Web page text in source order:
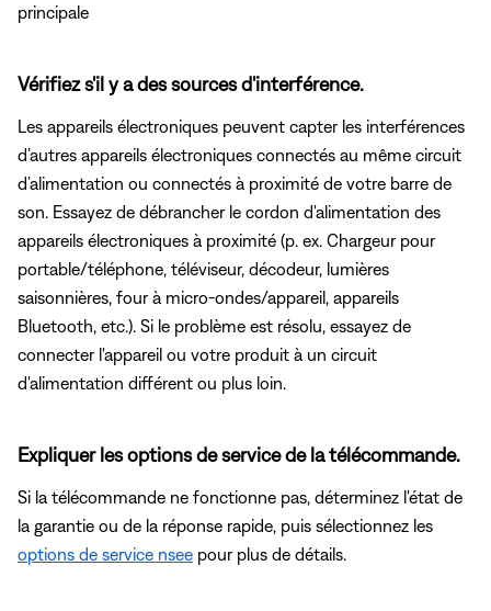
principale
Vérifiez s'il y a des sources d'interférence.
Les appareils électroniques peuvent capter les interférences
d’autres appareils électroniques connectés au même circuit
d’alimentation ou connectés à proximité de votre barre de
son. Essayez de débrancher le cordon d'alimentation des
appareils électroniques à proximité (p. ex. Chargeur pour
portable/téléphone, téléviseur, décodeur, lumières
saisonnières, four à micro-ondes/appareil, appareils
Bluetooth, etc.). Si le problème est résolu, essayez de
connecter l'appareil ou votre produit à un circuit
d'alimentation différent ou plus loin.
Expliquer les options de service de la télécommande.
Si la télécommande ne fonctionne pas, déterminez l'état de
la garantie ou de la réponse rapide, puis sélectionnez les
options de service nsee pour plus de détails.